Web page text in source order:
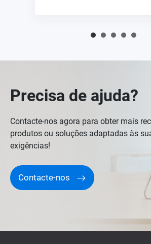
Precisa de ajuda?
Contacte-nos agora para obter mais
produtos ou soluções adaptadas às
exigências!
Contacte-nos